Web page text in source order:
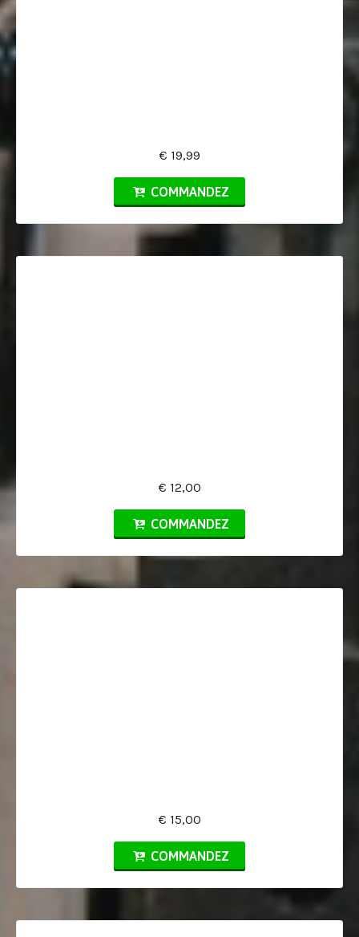
€ 19,99
COMMANDEZ
€ 12,00
COMMANDEZ
€ 15,00
COMMANDEZ